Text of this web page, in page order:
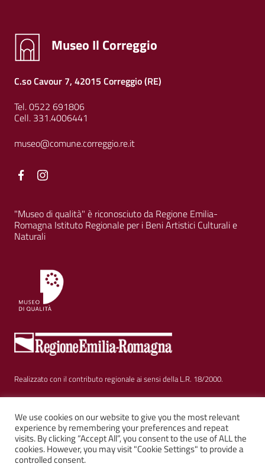
Museo Il Correggio
C.so Cavour 7, 42015 Correggio (RE)
Tel. 0522 691806
Cell. 331.4006441
museo@comune.correggio.re.it
Facebook
"Museo di qualità" è riconosciuto da Regione Emilia-
Romagna Istituto Regionale per i Beni Artistici Culturali e
Naturali
Realizzato con il contributo regionale ai sensi della L.R. 18/2000.
Sezione Link Utili
Privacy | Cookie policy | Note legali | Contatti |
Web solution:Kalimera.it su tema AGID by Italia WP
We use cookies on our website to give you the most relevant
experience by remembering your preferences and repeat
visits. By clicking “Accept All”, you consent to the use of ALL the
cookies. However, you may visit "Cookie Settings" to provide a
controlled consent.